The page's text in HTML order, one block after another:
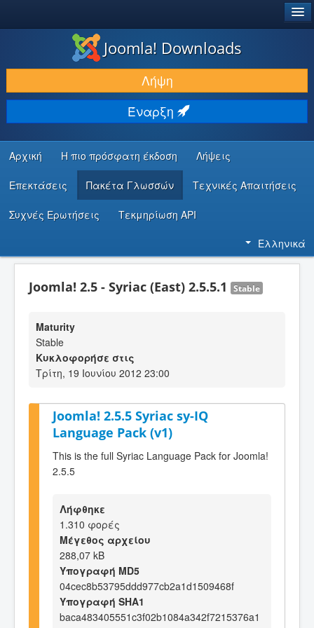
ΛΉΨΕΙΣ & ΕΠΕΚΤΆΣΕΙΣ
ΕΎΡΕΣΗ & ΜΆΘΗΣΗ
ΚΟΙΝΌΤΗΤΑ & ΥΠΟΣΤΉΡΙΞΗ
ΠΌΡΟΙ ΠΡΟΓΡΑΜΜΑΤΙΣΤΏΝ
Joomla! Downloads
Λήψη
Έναρξη
Αρχική Η πιο πρόσφατη έκδοση Λήψεις
Επεκτάσεις Πακέτα Γλωσσών Τεχνικές Απαιτήσεις
Συχνές Ερωτήσεις Τεκμηρίωση API
Ελληνικά
Joomla! 2.5 - Syriac (East) 2.5.5.1 Stable
Maturity
Stable
Κυκλοφορήσε στις
Τρίτη, 19 Ιουνίου 2012 23:00
Joomla! 2.5.5 Syriac sy-IQ
Language Pack (v1)
This is the full Syriac Language Pack for Joomla!
2.5.5
Λήφθηκε
1.310 φορές
Μέγεθος αρχείου
288,07 kB
Υπογραφή MD5
04cec8b53795ddd977cb2a1d1509468f
Υπογραφή SHA1
baca483405551c3f02b1084a342f7215376a1